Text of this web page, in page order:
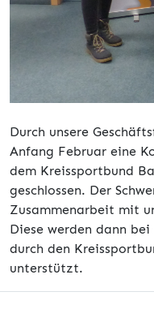
Durch unsere
Anfang Februar eine
dem Kreissportbund
geschlossen. Der
Zusammenarbeit mit
Diese werden dann
durch den
unterstützt.